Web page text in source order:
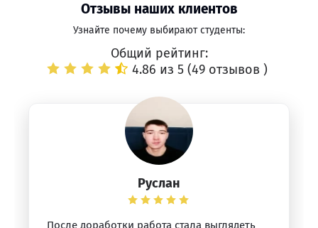
Отзывы наших клиентов
Узнайте почему выбирают студенты:
Общий рейтинг:
4.86 из 5 (49 отзывов )
Руслан
После доработки работа стала выглядеть